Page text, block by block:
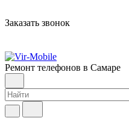
Заказать звонок
Ремонт телефонов в Самаре